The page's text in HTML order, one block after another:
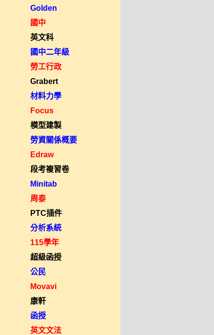
Golden
國中
英文科
國中二年級
勞工行政
Grabert
材料力學
Focus
模型建製
勞資關係概要
Edraw
段考複習卷
Minitab
周泰
PTC插件
分析系統
115學年
超級函授
公民
Movavi
康軒
函授
英文文法